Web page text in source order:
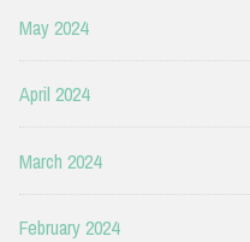
May 2024
April 2024
March 2024
February 2024